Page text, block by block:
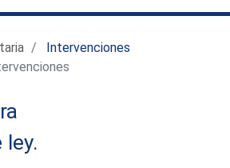
Intervenciones
ley.